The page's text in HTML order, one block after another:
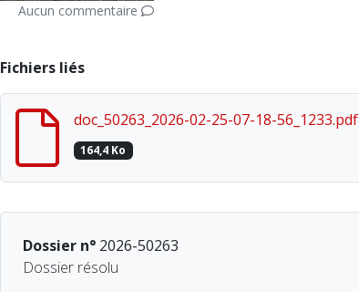
Aucun commentaire
Fichiers liés
doc_50263_2026-02-25-07-18-56_1233.pdf
164,4 Ko
Dossier n°2026-50263
Dossier résolu